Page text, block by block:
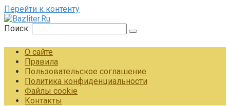
Перейти к контенту
Поиск:
О сайте
Правила
Пользовательское соглашение
Политика конфиденциальности
Файлы cookie
Контакты